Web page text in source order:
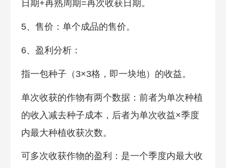
日期+再熟周期=再次收获日期。
5、售价：单个成品的售价。
6、盈利分析：
指一包种子（3×3格，即一块地）的收益。
单次收获的作物有两个数据：前者为单次种植
的收入减去种子成本，后者为单次收益×季度
内最大种植收获次数。
可多次收获作物的盈利：是一个季度内最大收